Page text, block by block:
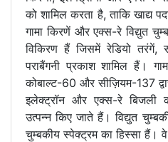
को शामिल करता है, ताकि खाद्य
गामा किरणें और एक्स-रे विद्युत
विकिरण हैं जिसमें रेडियो
पराबैंगनी प्रकाश शामिल हैं।
कोबाल्ट-60 और सीज़ियम-137
इलेक्ट्रॉन और एक्स-रे बिजली
उत्पन्न किए जाते हैं। विद्युत
चुम्बकीय स्पेक्ट्रम का हिस्सा हैं। वे